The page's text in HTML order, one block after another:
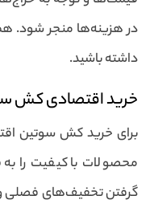
در هزینه‌ها منجر شود.
داشته باشید.
خرید اقتصادی کش
برای خرید کش سوتین
محصولات با کیفیت را
گرفتن تخفیف‌های فصلی و